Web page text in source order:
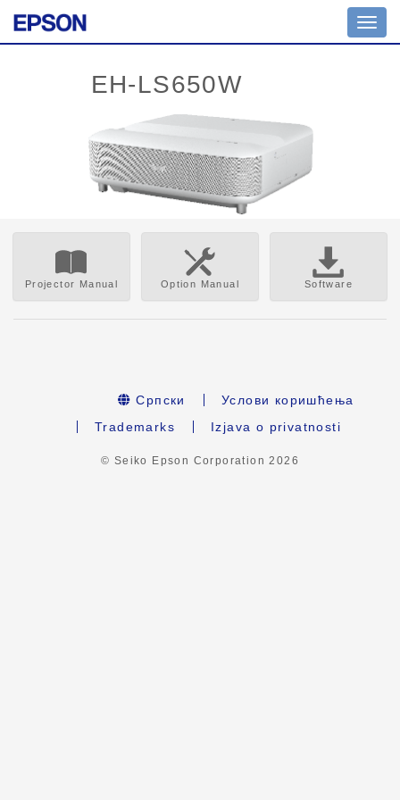
Projector Manual Option Manual Software
Српски
Услови коришћења
Trademarks
Izjava o privatnosti
© Seiko Epson Corporation 2026